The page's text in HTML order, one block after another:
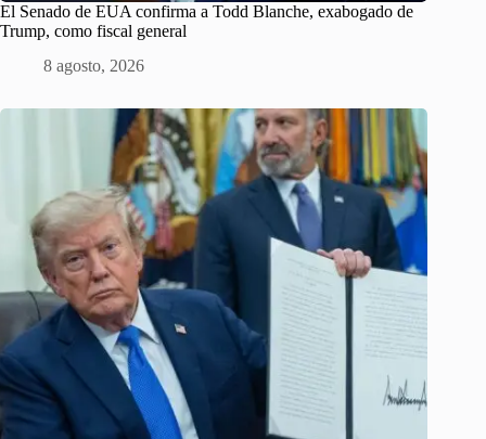
El Senado de EUA confirma a Todd Blanche, exabogado de
Trump, como fiscal general
8 agosto, 2026